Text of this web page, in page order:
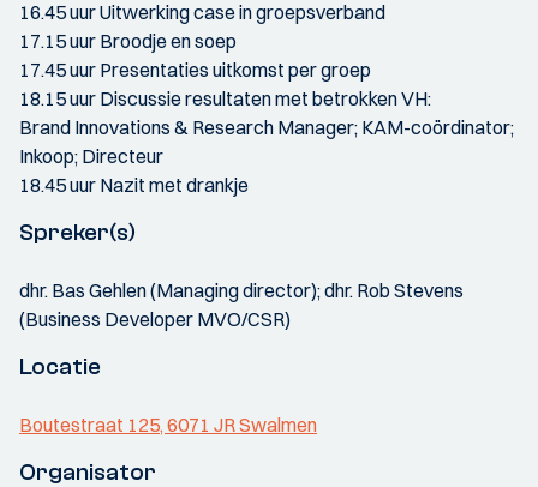
16.45 uur Uitwerking case in groepsverband
17.15 uur Broodje en soep
17.45 uur Presentaties uitkomst per groep
18.15 uur Discussie resultaten met betrokken VH:
Brand Innovations & Research Manager; KAM-coördinator;
Inkoop; Directeur
18.45 uur Nazit met drankje
Spreker(s)
dhr. Bas Gehlen (Managing director); dhr. Rob Stevens
(Business Developer MVO/CSR)
Locatie
Boutestraat 125, 6071 JR Swalmen
Organisator